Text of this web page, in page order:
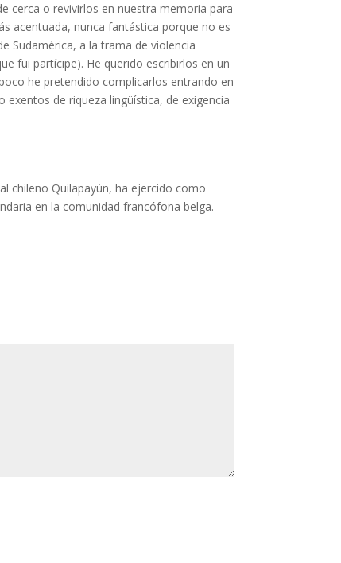
cerca o revivirlos en nuestra memoria para
acentuada, nunca fantástica porque no es
Sudamérica, a la trama de violencia
fui partícipe). He querido escribirlos en un
he pretendido complicarlos entrando en
de riqueza lingüística, de exigencia
chileno Quilapayún, ha ejercido como
en la comunidad francófona belga.